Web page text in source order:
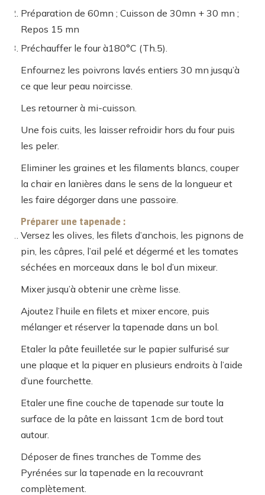
Préparation de 60mn ; Cuisson de 30mn + 30 mn ;
Repos 15 mn
Préchauffer le four à180°C (Th.5).
Enfournez les poivrons lavés entiers 30 mn jusqu’à
ce que leur peau noircisse.
Les retourner à mi-cuisson.
Une fois cuits, les laisser refroidir hors du four puis
les peler.
Eliminer les graines et les filaments blancs, couper
la chair en lanières dans le sens de la longueur et
les faire dégorger dans une passoire.
Préparer une tapenade :
Versez les olives, les filets d’anchois, les pignons de
pin, les câpres, l’ail pelé et dégermé et les tomates
séchées en morceaux dans le bol d’un mixeur.
Mixer jusqu’à obtenir une crème lisse.
Ajoutez l’huile en filets et mixer encore, puis
mélanger et réserver la tapenade dans un bol.
Etaler la pâte feuilletée sur le papier sulfurisé sur
une plaque et la piquer en plusieurs endroits à l’aide
d’une fourchette.
Etaler une fine couche de tapenade sur toute la
surface de la pâte en laissant 1cm de bord tout
autour.
Déposer de fines tranches de Tomme des
Pyrénées sur la tapenade en la recouvrant
complètement.